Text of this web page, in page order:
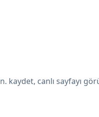
kaydet, canlı sayfayı